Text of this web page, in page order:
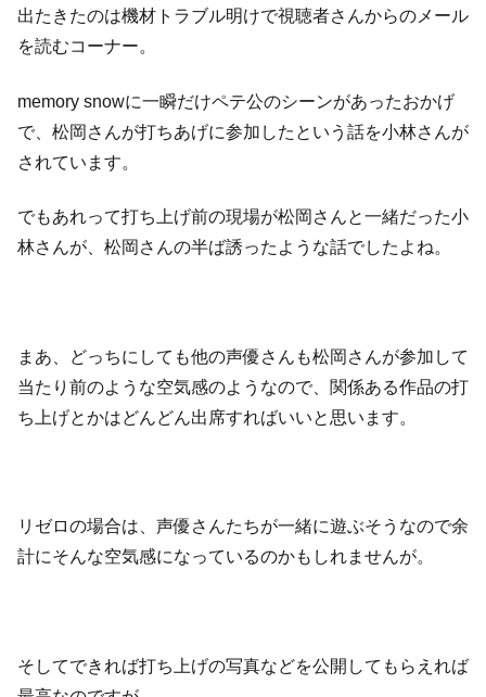
出たきたのは機材トラブル明けで視聴者さんからのメール
を読むコーナー。
memory snowに一瞬だけペテ公のシーンがあったおかげ
で、松岡さんが打ちあげに参加したという話を小林さんが
されています。
でもあれって打ち上げ前の現場が松岡さんと一緒だった小
林さんが、松岡さんの半ば誘ったような話でしたよね。
まあ、どっちにしても他の声優さんも松岡さんが参加して
当たり前のような空気感のようなので、関係ある作品の打
ち上げとかはどんどん出席すればいいと思います。
リゼロの場合は、声優さんたちが一緒に遊ぶそうなので余
計にそんな空気感になっているのかもしれませんが。
そしてできれば打ち上げの写真などを公開してもらえれば